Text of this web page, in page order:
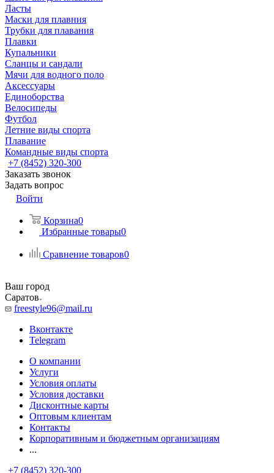
Ласты
Маски для плавния
Трубки для плавания
Плавки
Купальники
Сланцы и сандали
Мячи для водного поло
Аксессуары
Единоборства
Велосипеды
Футбол
Летние виды спорта
Плавание
Командные виды спорта
+7 (8452) 320-300
Заказать звонок
Задать вопрос
Войти
Корзина0
Избранные товары0
Сравнение товаров0
Ваш город
Саратов
freestyle96@mail.ru
Вконтакте
Telegram
О компании
Услуги
Условия оплаты
Условия доставки
Дисконтные карты
Оптовым клиентам
Контакты
Корпоративным и бюджетным организациям
...
+7 (8452) 320-300